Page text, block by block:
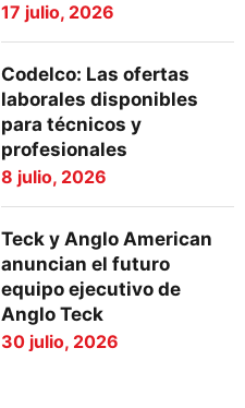
17 julio, 2026
Codelco: Las ofertas
laborales disponibles
para técnicos y
profesionales
8 julio, 2026
Teck y Anglo American
anuncian el futuro
equipo ejecutivo de
Anglo Teck
30 julio, 2026